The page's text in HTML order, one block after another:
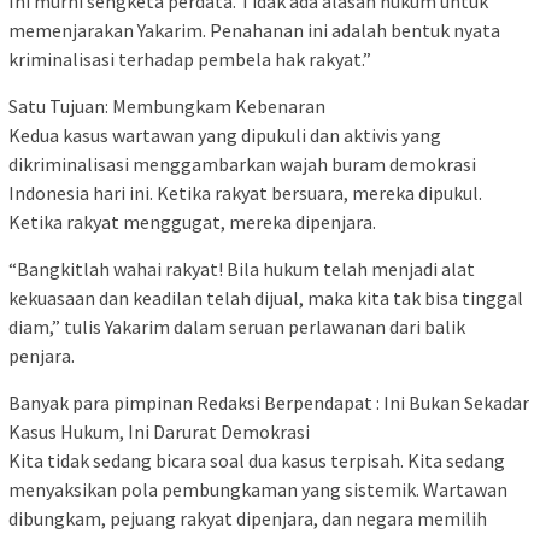
memenjarakan Yakarim. Penahanan ini adalah bentuk nyata
kriminalisasi terhadap pembela hak rakyat.”
Satu Tujuan: Membungkam Kebenaran
Kedua kasus wartawan yang dipukuli dan aktivis yang
dikriminalisasi menggambarkan wajah buram demokrasi
Indonesia hari ini. Ketika rakyat bersuara, mereka dipukul.
Ketika rakyat menggugat, mereka dipenjara.
“Bangkitlah wahai rakyat! Bila hukum telah menjadi alat
kekuasaan dan keadilan telah dijual, maka kita tak bisa tinggal
diam,” tulis Yakarim dalam seruan perlawanan dari balik
penjara.
Banyak para pimpinan Redaksi Berpendapat : Ini Bukan Sekadar
Kasus Hukum, Ini Darurat Demokrasi
Kita tidak sedang bicara soal dua kasus terpisah. Kita sedang
menyaksikan pola pembungkaman yang sistemik. Wartawan
dibungkam, pejuang rakyat dipenjara, dan negara memilih